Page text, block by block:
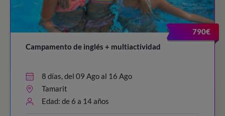
790€
Campamento de inglés + multiactividad
8 días, del 09 Ago al 16 Ago
Tamarit
Edad: de 6 a 14 años